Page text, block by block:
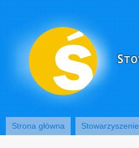
Strona główna Stowarzyszenie